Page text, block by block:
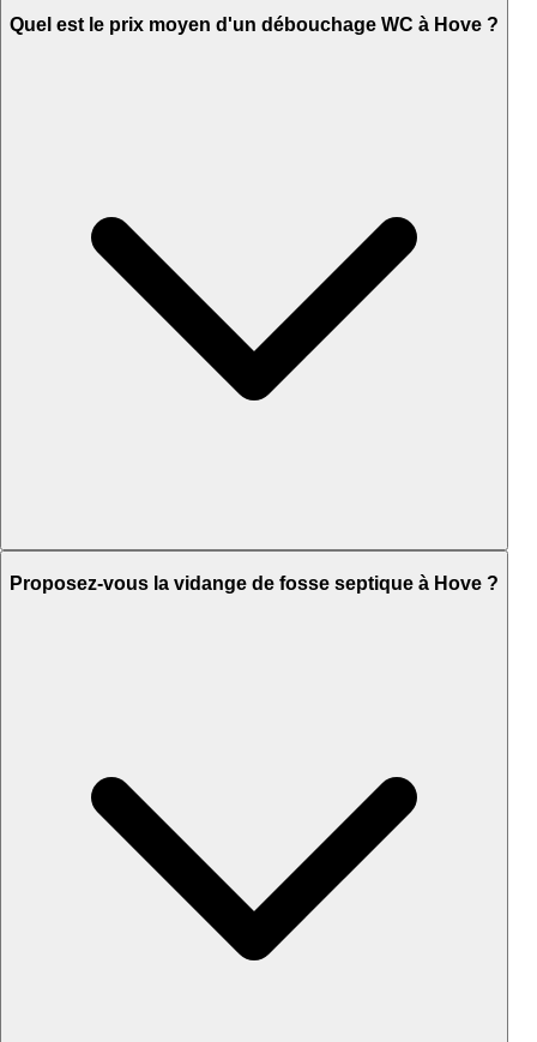
Quel est le prix moyen d'un débouchage WC à Hove ?
Proposez-vous la vidange de fosse septique à Hove ?